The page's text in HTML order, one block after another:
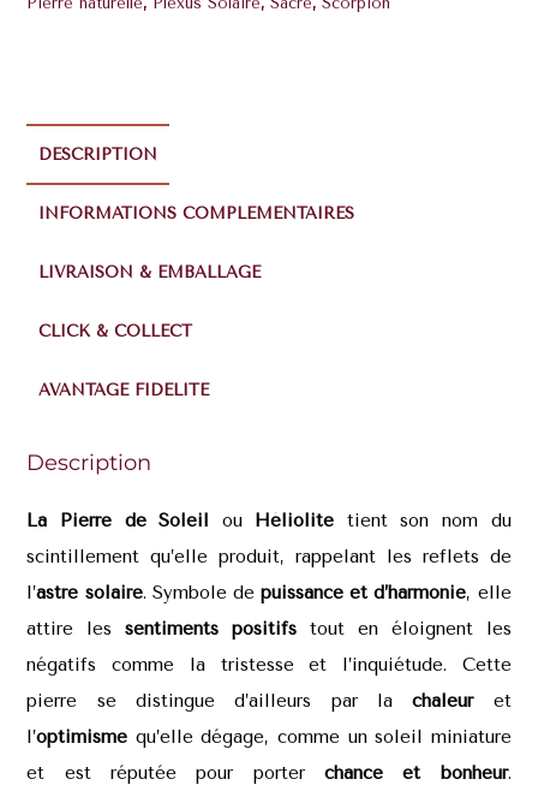
DESCRIPTION
INFORMATIONS COMPLÉMENTAIRES
LIVRAISON & EMBALLAGE
CLICK & COLLECT
AVANTAGE FIDÉLITÉ
Description
La Pierre de Soleil ou Héliolite tient son nom du
scintillement qu’elle produit, rappelant les reflets de
l’astre solaire. Symbole depuissance et d’harmonie, elle
attire les sentiments positifs tout en éloignent les
négatifs comme la tristesse et l’inquiétude. Cette
pierre se distingue d’ailleurs par lachaleuret
l’optimisme qu’elle dégage, comme un soleil miniature
et est réputée pour porter chance et bonheur.